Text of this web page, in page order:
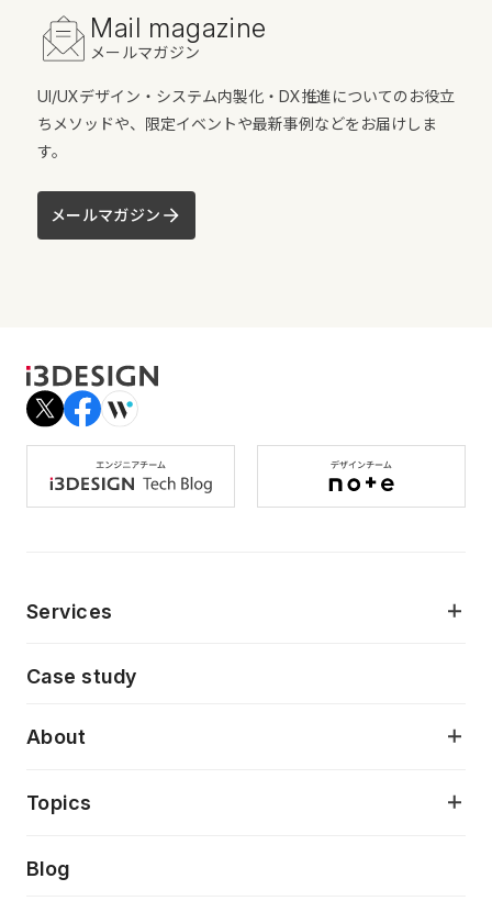
Mail magazine
メールマガジン
UI/UXデザイン・システム内製化・DX推進についてのお役立
ちメソッドや、限定イベントや最新事例などをお届けしま
す。
メールマガジン
Services
AI駆動開発支援
モダナイゼーション
Case study
About
当社が目指しているもの
Topics
Press release
Blog